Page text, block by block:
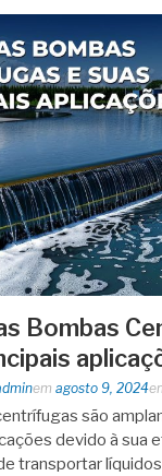
Bombas
em agosto 9, 2024
são
devido à sua
transportar